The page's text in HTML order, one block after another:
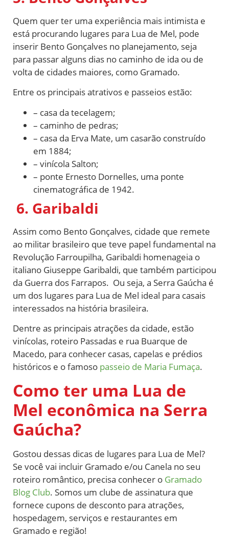
Quem quer ter uma experiência mais intimista e
está procurando lugares para Lua de Mel, pode
inserir Bento Gonçalves no planejamento, seja
para passar alguns dias no caminho de ida ou de
volta de cidades maiores, como Gramado.
Entre os principais atrativos e passeios estão:
– casa da tecelagem;
– caminho de pedras;
– casa da Erva Mate, um casarão construído
em 1884;
– vinícola Salton;
– ponte Ernesto Dornelles, uma ponte
cinematográfica de 1942.
6. Garibaldi
Assim como Bento Gonçalves, cidade que remete
ao militar brasileiro que teve papel fundamental na
Revolução Farroupilha, Garibaldi homenageia o
italiano Giuseppe Garibaldi, que também participou
da Guerra dos Farrapos. Ou seja, a Serra Gaúcha é
um dos lugares para Lua de Mel ideal para casais
interessados na história brasileira.
Dentre as principais atrações da cidade, estão
vinícolas, roteiro Passadas e rua Buarque de
Macedo, para conhecer casas, capelas e prédios
históricos e o famoso passeio de Maria Fumaça.
Como ter uma Lua de
Mel econômica na Serra
Gaúcha?
Gostou dessas dicas de lugares para Lua de Mel?
Se você vai incluir Gramado e/ou Canela no seu
roteiro romântico, precisa conhecer o Gramado
Blog Club. Somos um clube de assinatura que
fornece cupons de desconto para atrações,
hospedagem, serviços e restaurantes em
Gramado e região!